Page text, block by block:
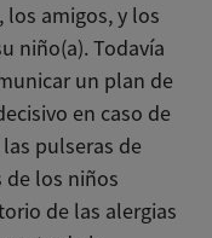
amigos, y los
niño(a). Todavía
un plan de
en caso de
pulseras de
de los niños
de las alergias